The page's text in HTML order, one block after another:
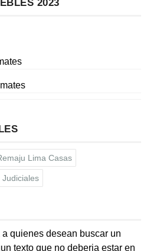
2023
Lima Casas
Judiciales
quienes desean buscar un
texto que no deberia estar en